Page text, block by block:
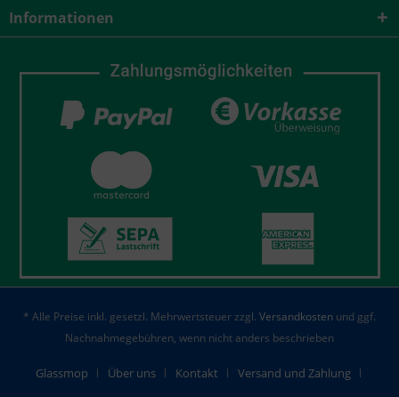
Informationen
* Alle Preise inkl. gesetzl. Mehrwertsteuer zzgl. Versandkosten und ggf.
Nachnahmegebühren, wenn nicht anders beschrieben
Glassmop Über uns Kontakt
Versand und Zahlung